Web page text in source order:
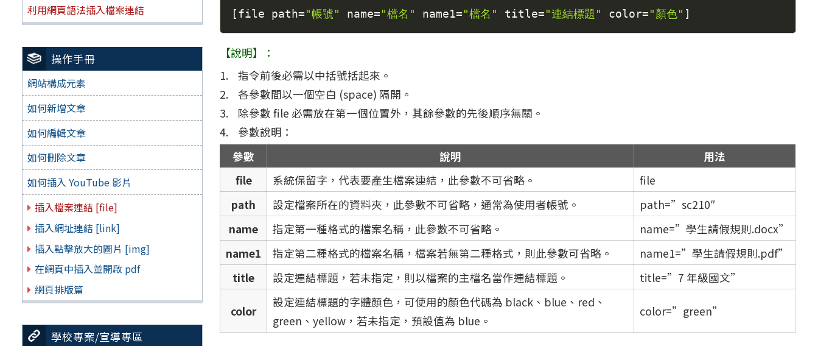
利用網頁語法插入檔案連結
操作手冊
網站構成元素
如何新增文章
如何編輯文章
如何刪除文章
如何插入 YouTube 影片
插入檔案連結 [file]
插入網址連結 [link]
插入點擊放大的圖片 [img]
在網頁中插入並開啟 pdf
網頁排版篇
學校專案/宣導專區
[ file path= "帳號" name= "檔名" name1= "檔名" title= "連結標題" color= "顏色" ]
【說明】：
指令前後必需以中括號括起來。
各參數間以一個空白 (space) 隔開。
除參數 file 必需放在第一個位置外，其餘參數的先後順序無關。
參數說明：
參數
說明
用法
file
系統保留字，代表要產生檔案連結，此參數不可省略。
file
path
設定檔案所在的資料夾，此參數不可省略，通常為使用者帳號。
path=”sc210″
name
指定第一種格式的檔案名稱，此參數不可省略。
name=”學生請假規則.docx”
name1
指定第二種格式的檔案名稱，檔案若無第二種格式，則此參數可省略。
name1=”學生請假規則.pdf”
title
設定連結標題，若未指定，則以檔案的主檔名當作連結標題。 title=”7 年級國文”
color
設定連結標題的字體顏色，可使用的顏色代碼為 black、blue、red、
green、yellow，若未指定，預設值為 blue。
color=”green”